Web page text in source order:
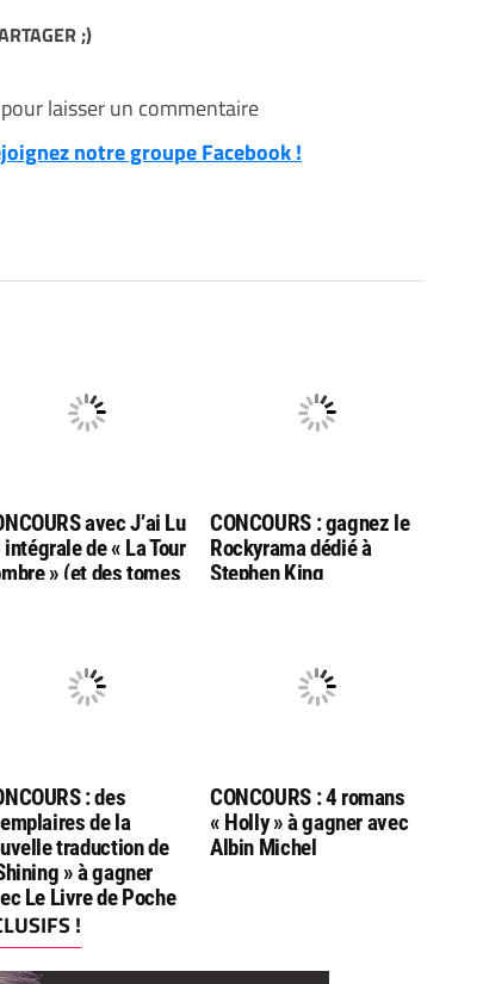
;)
pour laisser un commentaire
notre groupe Facebook !
avec J’ai Lu
intégrale de « La Tour
» (et des tomes
CONCOURS : gagnez le
Rockyrama dédié à
Stephen King
: des
de la
traduction de
» à gagner
Le Livre de Poche
CONCOURS : 4 romans
« Holly » à gagner avec
Albin Michel
!